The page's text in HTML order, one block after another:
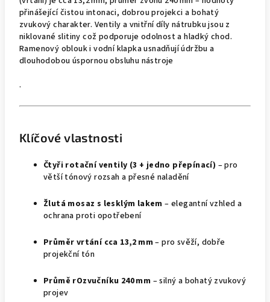
přinášející čistou intonaci, dobrou projekci a bohatý
zvukový charakter. Ventily a vnitřní díly nátrubku jsou z
niklované slitiny což podporuje odolnost a hladký chod.
Ramenový oblouk i vodní klapka usnadňují údržbu a
dlouhodobou úspornou obsluhu nástroje
.
Klíčové vlastnosti
Čtyři rotační ventily (3 + jedno přepínací) – pro
větší tónový rozsah a přesné naladění
Žlutá mosaz s lesklým lakem – elegantní vzhled a
ochrana proti opotřebení
Průměr vrtání cca 13,2 mm – pro svěží, dobře
projekční tón
Průmě rOzvučníku 240 mm – silný a bohatý zvukový
projev